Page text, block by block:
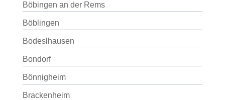
Böbingen an der Rems
Böblingen
Bodeslhausen
Bondorf
Bönnigheim
Brackenheim